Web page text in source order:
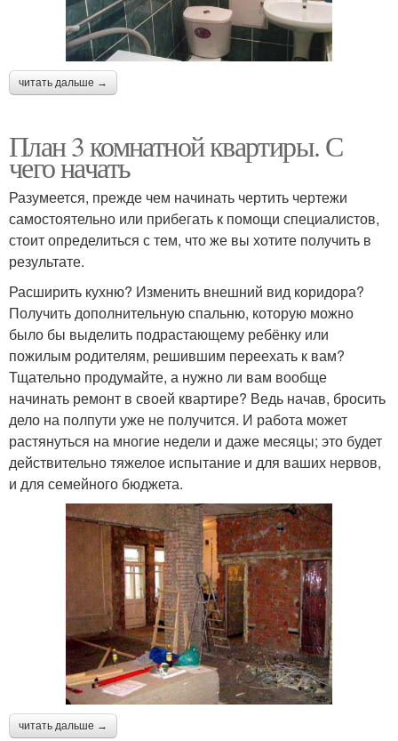
читать дальше →
План 3 комнатной квартиры. С
чего начать
Разумеется, прежде чем начинать чертить чертежи
самостоятельно или прибегать к помощи специалистов,
стоит определиться с тем, что же вы хотите получить в
результате.
Расширить кухню? Изменить внешний вид коридора?
Получить дополнительную спальню, которую можно
было бы выделить подрастающему ребёнку или
пожилым родителям, решившим переехать к вам?
Тщательно продумайте, а нужно ли вам вообще
начинать ремонт в своей квартире? Ведь начав, бросить
дело на полпути уже не получится. И работа может
растянуться на многие недели и даже месяцы; это будет
действительно тяжелое испытание и для ваших нервов,
и для семейного бюджета.
читать дальше →